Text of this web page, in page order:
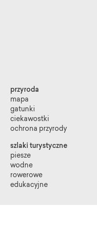
przyroda
mapa
gatunki
ciekawostki
ochrona przyrody
szlaki turystyczne
piesze
wodne
rowerowe
edukacyjne